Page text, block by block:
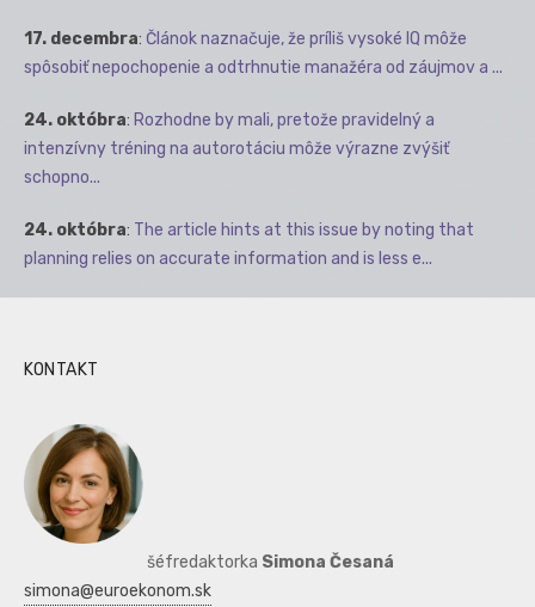
17. decembra: Článok naznačuje, že príliš vysoké IQ môže
spôsobiť nepochopenie a odtrhnutie manažéra od záujmov a ...
24. októbra: Rozhodne by mali, pretože pravidelný a
intenzívny tréning na autorotáciu môže výrazne zvýšiť
schopno...
24. októbra: The article hints at this issue by noting that
planning relies on accurate information and is less e...
KONTAKT
šéfredaktorka Simona Česaná
simona@euroekonom.sk